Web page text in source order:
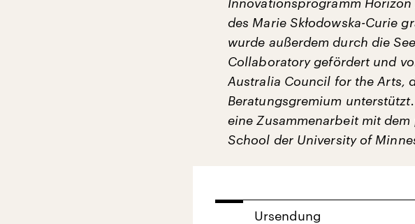
des Marie Skłodowska-Curie
wurde außerdem durch die
Collaboratory gefördert und
Australia Council for the Arts,
Beratungsgremium
eine Zusammenarbeit mit
School der University of
Ursendung